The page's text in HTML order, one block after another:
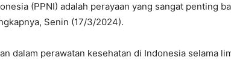
(PPNI) adalah perayaan yang sangat
Senin (17/3/2024).
dalam perawatan kesehatan di Indonesia selama